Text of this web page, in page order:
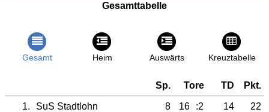
Gesamttabelle
Gesamt Heim Auswärts Kreuztabelle
Sp. Tore TD Pkt.
1. SuS Stadtlohn 8 16 :2 14
22